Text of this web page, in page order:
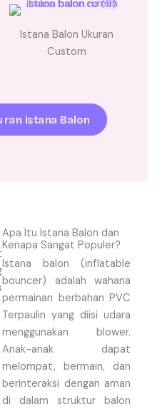
Istana Balon Ukuran
Custom
Istana Balon
Apa Itu Istana Balon dan
Kenapa Sangat Populer?
Istana balon (inflatable
bouncer) adalah wahana
permainan berbahan PVC
Terpaulin yang diisi udara
menggunakan blower.
Anak-anak dapat
melompat, bermain, dan
berinteraksi dengan aman
di dalam struktur balon